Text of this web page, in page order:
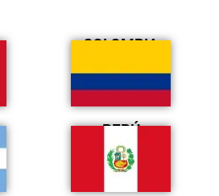
COLOMBIA
PERÚ